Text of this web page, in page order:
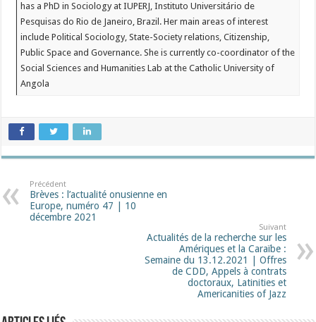
has a PhD in Sociology at IUPERJ, Instituto Universitário de
Pesquisas do Rio de Janeiro, Brazil. Her main areas of interest
include Political Sociology, State-Society relations, Citizenship,
Public Space and Governance. She is currently co-coordinator of the
Social Sciences and Humanities Lab at the Catholic University of
Angola
Précédent
Brèves : l’actualité onusienne en
Europe, numéro 47 | 10
décembre 2021
Suivant
Actualités de la recherche sur les
Amériques et la Caraïbe :
Semaine du 13.12.2021 | Offres
de CDD, Appels à contrats
doctoraux, Latinities et
Americanities of Jazz